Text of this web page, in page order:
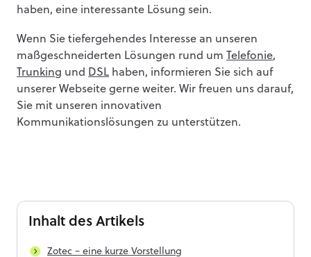
haben, eine interessante Lösung sein.
Wenn Sie tiefergehendes Interesse an unseren
maßgeschneiderten Lösungen rund um
Telefonie,
Trunking und DSL haben, informieren Sie sich auf
unserer Webseite gerne weiter. Wir freuen uns darauf,
Sie mit unseren innovativen
Kommunikationslösungen zu unterstützen.
Inhalt des Artikels
Zotec – eine kurze Vorstellung